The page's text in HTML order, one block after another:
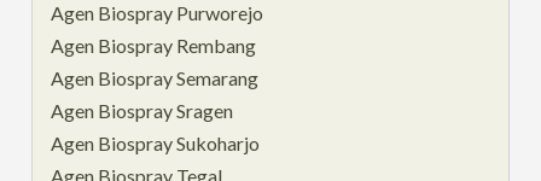
Agen Biospray Purworejo
Agen Biospray Rembang
Agen Biospray Semarang
Agen Biospray Sragen
Agen Biospray Sukoharjo
Agen Biospray Tegal